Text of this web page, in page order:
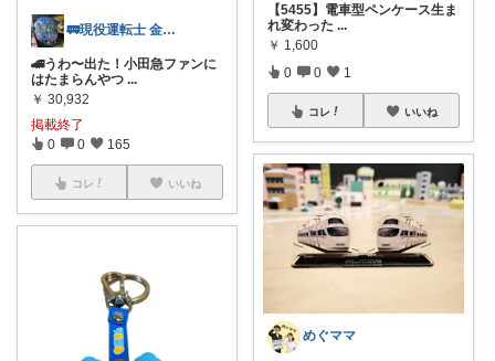
🚃現役運転士 金魚🐠
🚄うわ〜出た！小田急ファンに
はたまらんやつ ...
￥ 30,932
掲載終了
0 0 165
コレ いいね
【5455】電車型ペンケース生ま
れ変わった ...
￥ 1,600
0 0 1
コレ いいね
めぐママ